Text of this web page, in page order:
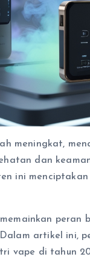
meningkat,
dan
ini
peran
artikel ini,
vape di tahun